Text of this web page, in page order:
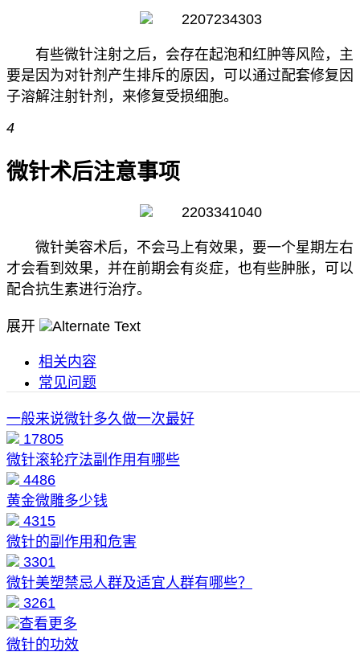
有些微针注射之后，会存在起泡和红肿等风险，主
要是因为对针剂产生排斥的原因，可以通过配套修复因
子溶解注射针剂，来修复受损细胞。
4
微针术后注意事项
微针美容术后，不会马上有效果，要一个星期左右
才会看到效果，并在前期会有炎症，也有些肿胀，可以
配合抗生素进行治疗。
展开
相关内容
常见问题
一般来说微针多久做一次最好
17805
微针滚轮疗法副作用有哪些
4486
黄金微雕多少钱
4315
微针的副作用和危害
3301
微针美塑禁忌人群及适宜人群有哪些？
3261
查看更多
微针的功效